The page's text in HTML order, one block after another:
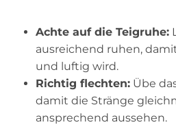
Achte auf die Teigruhe:
ausreichend ruhen,
und luftig wird.
Richtig flechten: Übe
damit die Stränge
ansprechend aussehen.